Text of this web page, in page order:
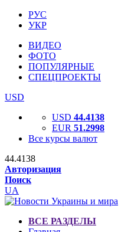
РУС
УКР
ВИДЕО
ФОТО
ПОПУЛЯРНЫЕ
СПЕЦПРОЕКТЫ
USD
USD 44.4138
EUR 51.2998
Все курсы валют
44.4138
Авторизация
Поиск
UA
ВСЕ РАЗДЕЛЫ